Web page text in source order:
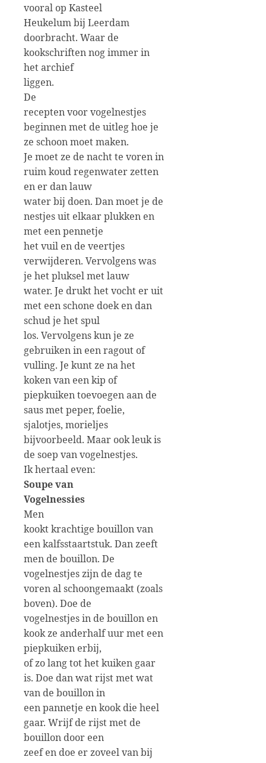
vooral op Kasteel
Heukelum bij Leerdam
doorbracht. Waar de
kookschriften nog immer in
het archief
liggen.
De
recepten voor vogelnestjes
beginnen met de uitleg hoe je
ze schoon moet maken.
Je moet ze de nacht te voren in
ruim koud regenwater zetten
en er dan lauw
water bij doen. Dan moet je de
nestjes uit elkaar plukken en
met een pennetje
het vuil en de veertjes
verwijderen. Vervolgens was
je het pluksel met lauw
water. Je drukt het vocht er uit
met een schone doek en dan
schud je het spul
los. Vervolgens kun je ze
gebruiken in een ragout of
vulling. Je kunt ze na het
koken van een kip of
piepkuiken toevoegen aan de
saus met peper, foelie,
sjalotjes, morieljes
bijvoorbeeld. Maar ook leuk is
de soep van vogelnestjes.
Ik hertaal even:
Soupe van
Vogelnessies
Men
kookt krachtige bouillon van
een kalfsstaartstuk. Dan zeeft
men de bouillon. De
vogelnestjes zijn de dag te
voren al schoongemaakt (zoals
boven). Doe de
vogelnestjes in de bouillon en
kook ze anderhalf uur met een
piepkuiken erbij,
of zo lang tot het kuiken gaar
is. Doe dan wat rijst met wat
van de bouillon in
een pannetje en kook die heel
gaar. Wrijf de rijst met de
bouillon door een
zeef en doe er zoveel van bij